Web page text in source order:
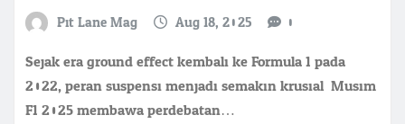
Pit Lane Mag Aug 18, 2025 0
Sejak era ground effect kembali ke Formula 1 pada
2022, peran suspensi menjadi semakin krusial. Musim
F1 2025 membawa perdebatan…